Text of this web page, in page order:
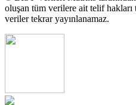
oluşan tüm verilere ait telif
veriler tekrar yayınlanamaz.